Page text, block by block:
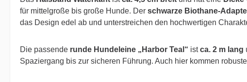
für mittelgroße bis große Hunde. Der schwarze Biothane-
das Design edel ab und unterstreichen den hochwertigen
Die passende runde Hundeleine „Harbor Teal“ istca. 2 m lang
Spaziergang bis zur sicheren Führung. Auch hier kommen robuste